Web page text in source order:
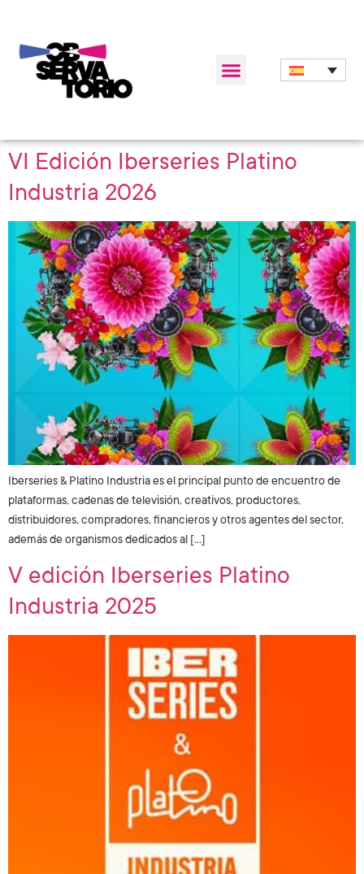
VI Edición Iberseries Platino
Industria 2026
Iberseries & Platino Industria es el principal punto de encuentro de
plataformas, cadenas de televisión, creativos, productores,
distribuidores, compradores, financieros y otros agentes del sector,
además de organismos dedicados al […]
V edición Iberseries Platino
Industria 2025